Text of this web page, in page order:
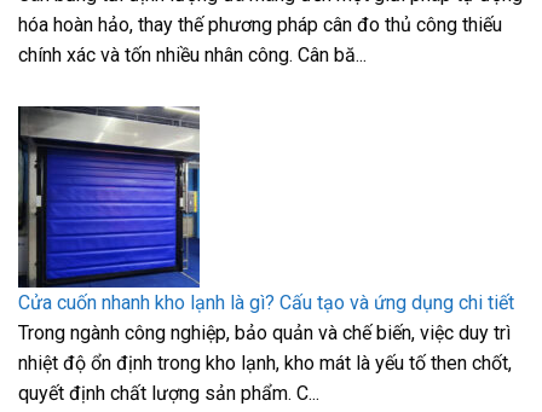
hóa hoàn hảo, thay thế phương pháp cân đo thủ công thiếu
chính xác và tốn nhiều nhân công. Cân bă...
Cửa cuốn nhanh kho lạnh là gì? Cấu tạo và ứng dụng chi tiết
Trong ngành công nghiệp, bảo quản và chế biến, việc duy trì
nhiệt độ ổn định trong kho lạnh, kho mát là yếu tố then chốt,
quyết định chất lượng sản phẩm. C...